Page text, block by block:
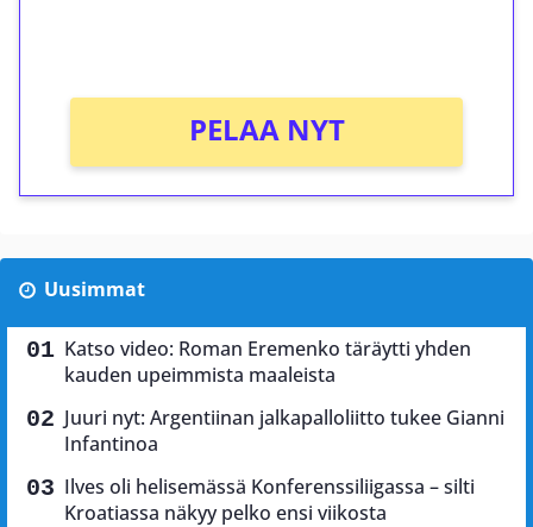
PELAA NYT
Uusimmat
Katso video: Roman Eremenko täräytti yhden
kauden upeimmista maaleista
Juuri nyt: Argentiinan jalkapalloliitto tukee Gianni
Infantinoa
Ilves oli helisemässä Konferenssiliigassa – silti
Kroatiassa näkyy pelko ensi viikosta